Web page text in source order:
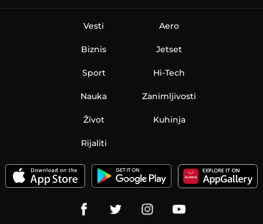
Vesti
Biznis
Sport
Nauka
Aero
Jetset
Hi-Tech
Zanimljivosti
Život Kuhinja
Rijaliti